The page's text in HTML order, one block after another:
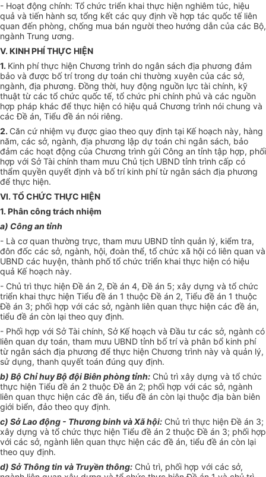
- Hoạt động chính: Tổ chức triển khai thực hiện nghiêm túc, hiệu
quả và tiến hành sơ, tổng kết các quy định về hợp tác quốc tế liên
quan đến phòng, chống mua bán người theo hướng dẫn của các Bộ,
ngành Trung ương.
V. KINH PHÍ THỰC HIỆN
1. Kinh phí thực hiện Chương trình do ngân sách địa phương đảm
bảo và được bố trí trong dự toán chi thường xuyên của các sở,
ngành, địa phương. Đồng thời, huy động nguồn lực tài chính, kỹ
thuật từ các tổ chức quốc tế, tổ chức phi chính phủ và các nguồn
hợp pháp khác để thực hiện có hiệu quả Chương trình nói chung và
cácĐề án, Tiểu đề án nói riêng.
2. Căn cứ nhiệm vụ được giao theo quy định tại Kế hoạch này, hàng
năm, các sở, ngành, địa phương lập dự toán chi ngân sách, bảo
đảm các hoạt động của Chương trình gửi Công an tỉnh tập hợp, phối
hợp với Sở Tài chính tham mưu Chủ tịch UBND tỉnh trình cấp có
thẩm quyền quyết định và bố trí kinh phí từ ngân sách địa phương
để thực hiện.
VI. TỔ CHỨC THỰC HIỆN
1. Phân công trách nhiệm
a) Công an tỉnh
- Là cơ quan thường trực, tham mưu UBND tỉnh quản lý, kiểm tra,
đôn đốc các sở, ngành, hội, đoàn thể, tổ chức xã hội có liên quan và
UBND các huyện, thành phố tổ chức triển khai thực hiện có hiệu
quả Kế hoạch này.
- Chủ trì thực hiện Đề án 2, Đề án 4, Đề án 5; xây dựng và tổ chức
triển khai thực hiện Tiểu đề án 1 thuộc Đề án 2, Tiểu đề án 1 thuộc
Đề án 3; phối hợp với các sở, ngành liên quan thực hiện các đề án,
tiểu đề án còn lại theo quy định.
- Phối hợp với Sở Tài chính, Sở Kế hoạch và Đầu tư các sở, ngành có
liên quan dự toán, tham mưu UBND tỉnh bố trí và phân bổ kinh phí
từ ngân sách địa phương để thực hiện Chương trình này và quản lý,
sử dụng, thanh quyết toán đúng quy định.
b) Bộ Chỉ huy Bộ đội Biên phòng tỉnh: Chủ trì xây dựng và tổ chức
thực hiện Tiểu đề án 2 thuộc Đề án 2; phối hợp với các sở, ngành
liên quan thực hiện các đề án, tiểu đề án còn lại thuộc địa bàn biên
giới biển, đảo theo quy định.
c) Sở Lao động - Thương binh và Xã hội: Chủ trì thực hiệnĐề án 3;
xây dựng và tổ chức thực hiện Tiểu đề án 2 thuộcĐề án 3; phối hợp
với các sở, ngành liên quan thực hiện các đề án, tiểu đề án còn lại
theo quy định.
d) Sở Thông tin và Truyền thông: Chủ trì, phối hợp với các sở,